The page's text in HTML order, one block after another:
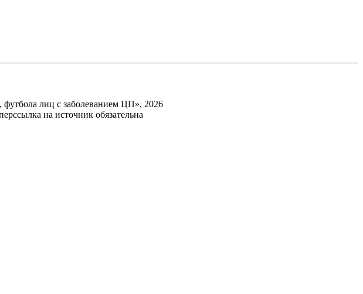
лиц с заболеванием ЦП», 2026
на источник обязательна